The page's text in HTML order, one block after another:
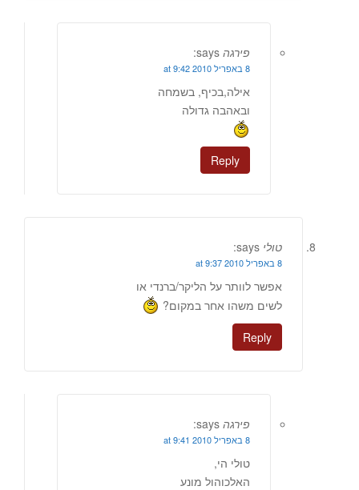
פירגה says:
8 באפריל 2010 at 9:42
אילה,בכיף, בשמחה
ובאהבה גדולה
Reply
טולי says:
8 באפריל 2010 at 9:37
אפשר לוותר על הליקר/ברנדי או
לשים משהו אחר במקום?
Reply
פירגה says:
8 באפריל 2010 at 9:41
טולי הי,
האלכוהול מונע